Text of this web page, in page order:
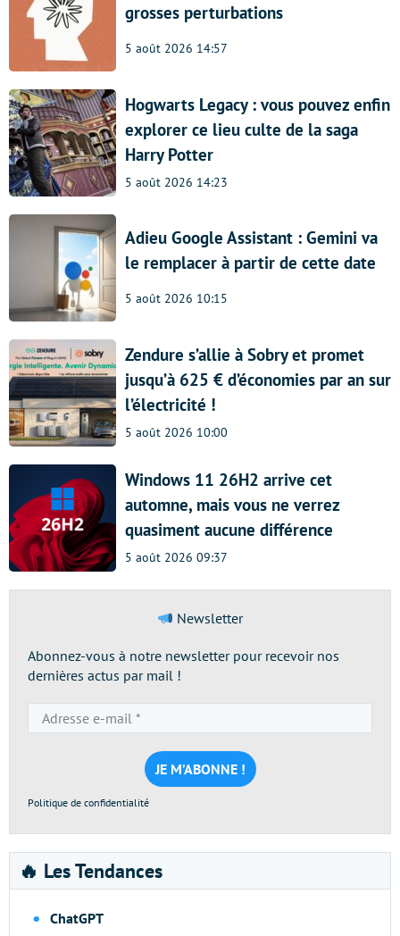
grosses perturbations
5 août 2026 14:57
Hogwarts Legacy : vous pouvez enfin
explorer ce lieu culte de la saga
Harry Potter
5 août 2026 14:23
Adieu Google Assistant : Gemini va
le remplacer à partir de cette date
5 août 2026 10:15
Zendure s’allie à Sobry et promet
jusqu’à 625 € d’économies par an sur
l’électricité !
5 août 2026 10:00
Windows 11 26H2 arrive cet
automne, mais vous ne verrez
quasiment aucune différence
5 août 2026 09:37
Newsletter
Abonnez-vous à notre newsletter pour recevoir nos
dernières actus par mail !
e-
mail
*
Politique de confidentialité
🔥 Les Tendances
ChatGPT